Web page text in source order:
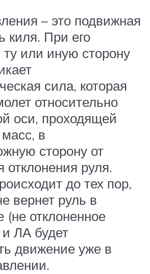
– это подвижная
киля. При его
ту или иную сторону
сила, которая
относительно
оси, проходящей
в
сторону от
отклонения руля.
до тех пор,
вернет руль в
(не отклоненное
ЛА будет
движение уже в